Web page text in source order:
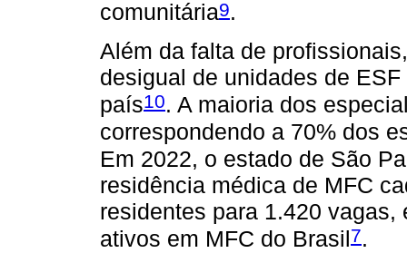
comunitária9.
Além da falta de
desigual de unidades de
país10. A maioria dos
correspondendo a 70% dos
Em 2022, o estado de São
residência médica de MFC
residentes para 1.420
ativos em MFC do Brasil7.